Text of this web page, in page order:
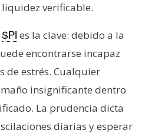
verificable.
$PI es la clave: debido a la
encontrarse incapaz
de estrés. Cualquier
insignificante dentro
La prudencia dicta
diarias y esperar